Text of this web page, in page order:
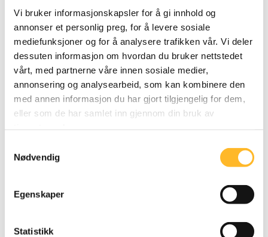
Vi bruker informasjonskapsler for å gi innhold og
annonser et personlig preg, for å levere sosiale
mediefunksjoner og for å analysere trafikken vår. Vi deler
dessuten informasjon om hvordan du bruker nettstedet
vårt, med partnerne våre innen sosiale medier,
annonsering og analysearbeid, som kan kombinere den
med annen informasjon du har gjort tilgjengelig for dem,
eller som de har samlet inn gjennom din bruk av
Nødvendig
Egenskaper
Statistikk
SSP-NOTAT NR 2. 27. FEB 2019
SSP notat: Omstilling = tidligpensjon og
utstøting?
Fører høy omstillingstakt til at flere seniorer
faller ut av arbeidslivet? Hva kan vi lære av
omstilling og jobbskifter.